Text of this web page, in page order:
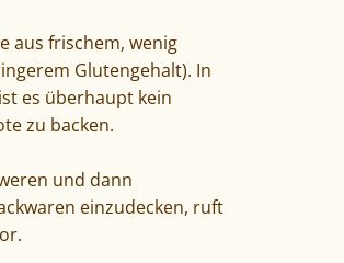
aus frischem, wenig
Glutengehalt). In
es überhaupt kein
zu backen.
und dann
einzudecken, ruft